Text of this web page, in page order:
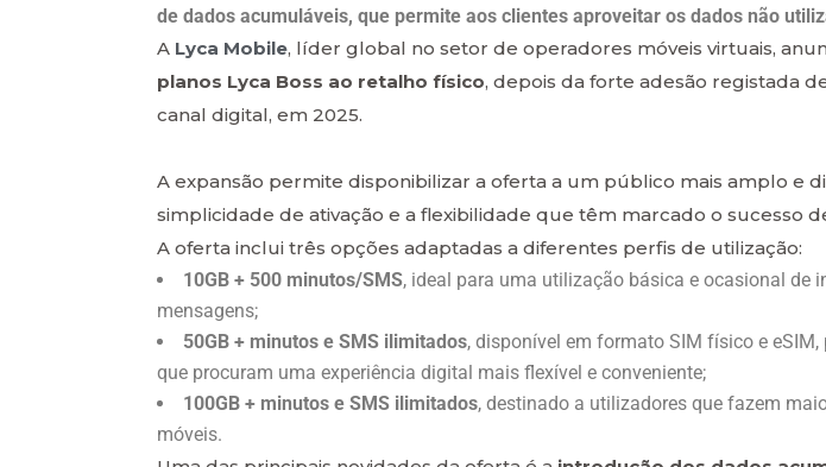
de dados acumuláveis, que permite aos clientes aproveitar os dados não
A Lyca Mobile, líder global no setor de operadores móveis virtuais,
planos Lyca Boss ao retalho físico, depois da forte adesão registada
canal digital, em 2025.
A expansão permite disponibilizar a oferta a um público mais amplo e
simplicidade de ativação e a flexibilidade que têm marcado o sucesso
A oferta inclui três opções adaptadas a diferentes perfis de utilização:
10GB + 500 minutos/SMS, ideal para uma utilização básica e ocasional de
mensagens;
50GB + minutos e SMS ilimitados, disponível em formato SIM físico e
que procuram uma experiência digital mais flexível e conveniente;
100GB + minutos e SMS ilimitados, destinado a utilizadores que fazem
móveis.